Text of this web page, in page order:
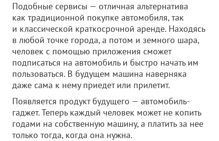
Подобные сервисы — отличная альтернатива
как традиционной покупке автомобиля, так
и классической краткосрочной аренде. Находясь
в любой точке города, а потом и земного шара,
человек с помощью приложения сможет
подписаться на автомобиль и быстро начать им
пользоваться. В будущем машина наверняка
даже сама к нему приедет или прилетит.
Появляется продукт будущего — автомобиль-
гаджет. Теперь каждый человек может не копить
годами на собственную машину, а платить за нее
только тогда, когда она нужна.